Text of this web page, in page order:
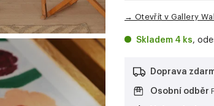
→ Otevřít v Gallery
Skladem 4 ks,
Doprava
Osobní odběr